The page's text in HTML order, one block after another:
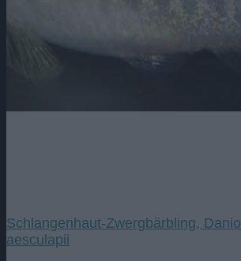
Schlangenhaut-Zwergbärbling, Danio
aesculapii